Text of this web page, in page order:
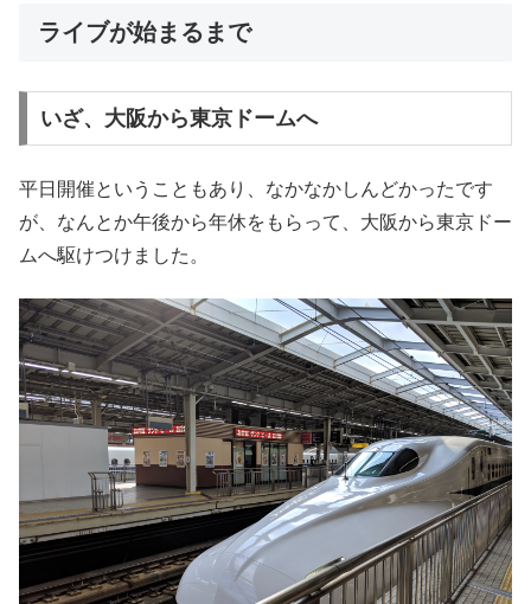
ライブが始まるまで
いざ、大阪から東京ドームへ
平日開催ということもあり、なかなかしんどかったです
が、なんとか午後から年休をもらって、大阪から東京ドー
ムへ駆けつけました。